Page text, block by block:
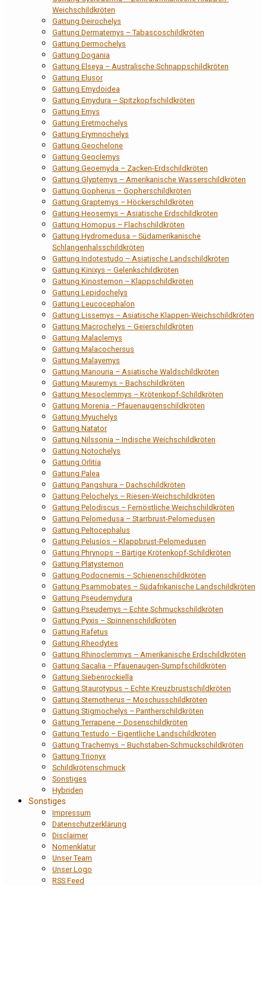
Weichschildkröten
Gattung Deirochelys
Gattung Dermatemys – Tabascoschildkröten
Gattung Dermochelys
Gattung Dogania
Gattung Elseya – Australische Schnappschildkröten
Gattung Elusor
Gattung Emydoidea
Gattung Emydura – Spitzkopfschildkröten
Gattung Emys
Gattung Eretmochelys
Gattung Erymnochelys
Gattung Geochelone
Gattung Geoclemys
Gattung Geoemyda – Zacken-Erdschildkröten
Gattung Glyptemys – Amerikanische Wasserschildkröten
Gattung Gopherus – Gopherschildkröten
Gattung Graptemys – Höckerschildkröten
Gattung Heosemys – Asiatische Erdschildkröten
Gattung Homopus – Flachschildkröten
Gattung Hydromedusa – Südamerikanische
Schlangenhalsschildkröten
Gattung Indotestudo – Asiatische Landschildkröten
Gattung Kinixys – Gelenkschildkröten
Gattung Kinosternon – Klappschildkröten
Gattung Lepidochelys
Gattung Leucocephalon
Gattung Lissemys – Asiatische Klappen-Weichschildkröten
Gattung Macrochelys – Geierschildkröten
Gattung Malaclemys
Gattung Malacochersus
Gattung Malayemys
Gattung Manouria – Asiatische Waldschildkröten
Gattung Mauremys – Bachschildkröten
Gattung Mesoclemmys – Krötenkopf-Schildkröten
Gattung Morenia – Pfauenaugenschildkröten
Gattung Myuchelys
Gattung Natator
Gattung Nilssonia – Indische Weichschildkröten
Gattung Notochelys
Gattung Orlitia
Gattung Palea
Gattung Pangshura – Dachschildkröten
Gattung Pelochelys – Riesen-Weichschildkröten
Gattung Pelodiscus – Fernöstliche Weichschildkröten
Gattung Pelomedusa – Starrbrust-Pelomedusen
Gattung Peltocephalus
Gattung Pelusios – Klappbrust-Pelomedusen
Gattung Phrynops – Bärtige Krötenkopf-Schildkröten
Gattung Platysternon
Gattung Podocnemis – Schienenschildkröten
Gattung Psammobates – Südafrikanische Landschildkröten
Gattung Pseudemydura
Gattung Pseudemys – Echte Schmuckschildkröten
Gattung Pyxis – Spinnenschildkröten
Gattung Rafetus
Gattung Rheodytes
Gattung Rhinoclemmys – Amerikanische Erdschildkröten
Gattung Sacalia – Pfauenaugen-Sumpfschildkröten
Gattung Siebenrockiella
Gattung Staurotypus – Echte Kreuzbrustschildkröten
Gattung Sternotherus – Moschusschildkröten
Gattung Stigmochelys – Pantherschildkröten
Gattung Terrapene – Dosenschildkröten
Gattung Testudo – Eigentliche Landschildkröten
Gattung Trachemys – Buchstaben-Schmuckschildkröten
Gattung Trionyx
Schildkrötenschmuck
Sonstiges
Hybriden
Sonstiges
Impressum
Datenschutzerklärung
Disclaimer
Nomenklatur
Unser Team
Unser Logo
RSS Feed